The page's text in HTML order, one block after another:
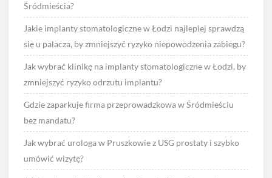
Śródmieścia?
Jakie implanty stomatologiczne w Łodzi najlepiej sprawdzą
się u palacza, by zmniejszyć ryzyko niepowodzenia zabiegu?
Jak wybrać klinikę na implanty stomatologiczne w Łodzi, by
zmniejszyć ryzyko odrzutu implantu?
Gdzie zaparkuje firma przeprowadzkowa w Śródmieściu
bez mandatu?
Jak wybrać urologa w Pruszkowie z USG prostaty i szybko
umówić wizytę?